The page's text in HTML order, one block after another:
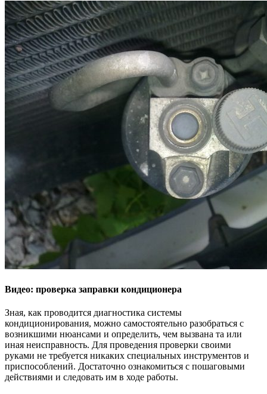
Видео: проверка заправки кондиционера
Зная, как проводится диагностика системы
кондиционирования, можно самостоятельно разобраться с
возникшими нюансами и определить, чем вызвана та или
иная неисправность. Для проведения проверки своими
руками не требуется никаких специальных инструментов и
приспособлений. Достаточно ознакомиться с пошаговыми
действиями и следовать им в ходе работы.